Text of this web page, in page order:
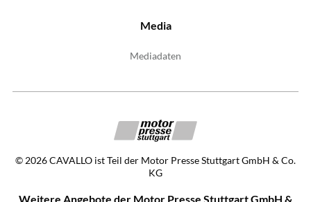
Media
Mediadaten
© 2026CAVALLO ist Teil der Motor Presse Stuttgart GmbH & Co.
KG
Weitere Angebote der Motor Presse Stuttgart GmbH &